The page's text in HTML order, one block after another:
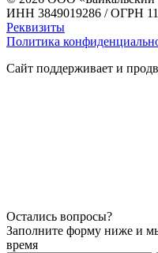
ИНН 3849019286 / ОГРН
Реквизиты
Политика
Сайт поддерживает и
Остались вопросы?
Заполните форму ниже и
время